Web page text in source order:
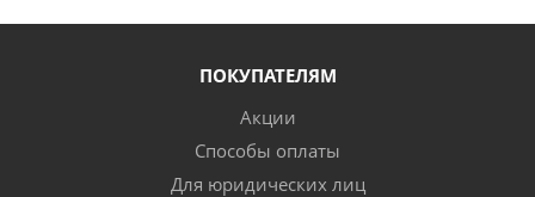
ПОКУПАТЕЛЯМ
Акции
Способы оплаты
Для юридических лиц